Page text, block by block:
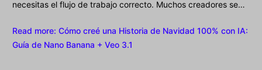
necesitas el flujo de trabajo correcto. Muchos creadores se…
Read more: Cómo creé una Historia de Navidad 100% con IA:
Guía de Nano Banana + Veo 3.1